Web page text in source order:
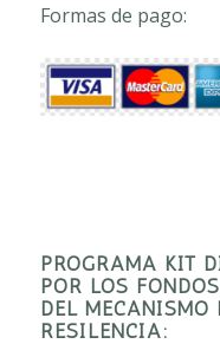
Formas de pago:
PROGRAMA KIT
POR LOS
DEL MECANISMO
RESILENCIA: